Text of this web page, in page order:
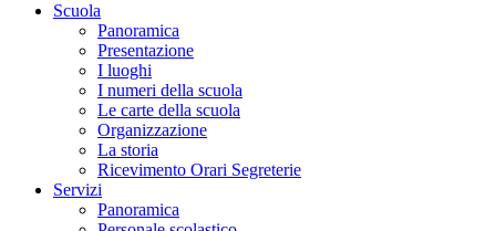
Scuola
Panoramica
Presentazione
I luoghi
I numeri della scuola
Le carte della scuola
Organizzazione
La storia
Ricevimento Orari Segreterie
Servizi
Panoramica